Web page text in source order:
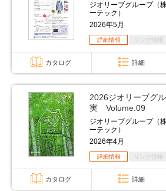
ジオリーブグループ（
ーテック）
2026年5月
詳細情報 リンク情報
カタログ 詳細
2026ジオリーブグ
実 Volume.09
ジオリーブグループ（
ーテック）
2026年4月
詳細情報 リンク情報
カタログ 詳細